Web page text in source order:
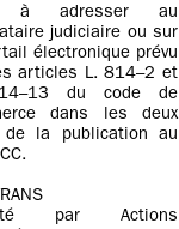
à adresser au
judiciaire ou sur
électronique prévu
articles L. 814–2 et
du code de
dans les deux
de la publication au
par Actions